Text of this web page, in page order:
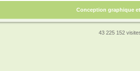
Conception graphique
43 225 152